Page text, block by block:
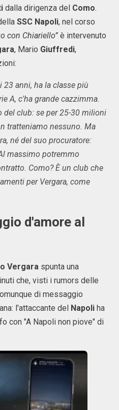
dalla dirigenza del Como.
SSC Napoli, nel corso
con Chiariello” è intervenuto
, Mario Giuffredi,
23 anni, ha la classe più
A, c'ha grande cazzimma.
del club: se per 25-30 milioni
tratteniamo nessuno. Ma
né del suo procuratore:
massimo potremmo
Como? È un club che
per Vergara, come
d'amore al
Vergara spunta una
che, visti i rumors delle
di messaggio
l'attaccante del
Napoli ha
con "A Napoli non piove" di